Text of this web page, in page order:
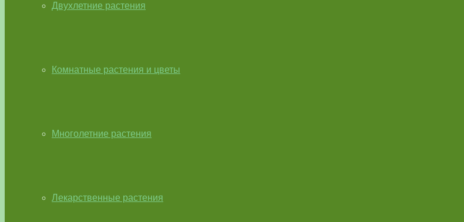
Двухлетние растения
Комнатные растения и цветы
Многолетние растения
Лекарственные растения